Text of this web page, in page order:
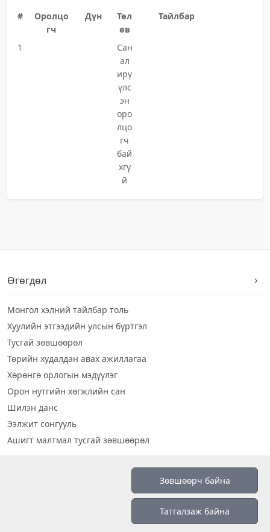
#
Оролцо
гч
Дүн
Төл
өв
Тайлбар
1
Сан
ал
ирү
үлс
эн
оро
лцо
гч
бай
хгү
й
Өгөгдөл
Монгол хэлний тайлбар толь
Хуулийн этгээдийн улсын бүртгэл
Тусгай зөвшөөрөл
Төрийн худалдан авах ажиллагаа
Хөрөнгө орлогын мэдүүлэг
Орон нутгийн хөгжлийн сан
Шилэн данс
Ээлжит сонгууль
Ашигт малтмал тусгай зөвшөөрөл
Зөвшөөрч байна
Татгалзаж байна